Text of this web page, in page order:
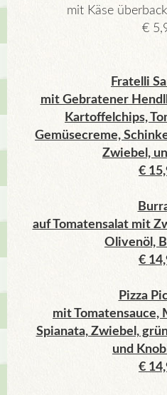
mit Käse
€
Fratelli
mit Gebratener
Kartoffelchips,
Gemüsecreme,
Zwiebel,
€
auf Tomatensalat mit
Olivenöl,
€
Pizza
mit Tomatensauce,
Spianata, Zwiebel,
und
€